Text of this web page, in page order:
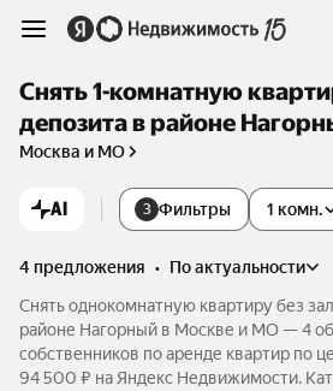
Снять 1-комнатную
депозита в районе
Москва и МО
AI 3 Фильтры 1 комн.
4 предложения •
по актуальности
Снять однокомнатную квартиру без
районе Нагорный в Москве и МО — 4
собственников по аренде квартир по
94 500 ₽ на Яндекс Недвижимости.